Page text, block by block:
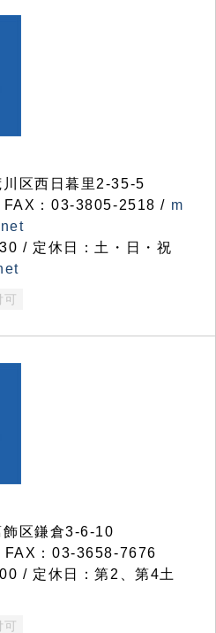
区西日暮里2-35-5
：03-3805-2518 / m
/ 定休日：土・日・祝
可
区鎌倉3-6-10
：03-3658-7676
/ 定休日：第2、第4土
可